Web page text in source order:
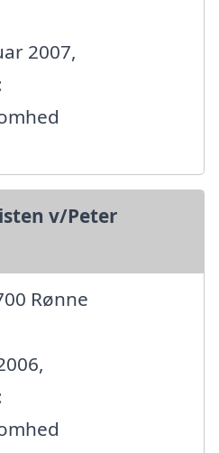
2007,
v/Peter
Rønne